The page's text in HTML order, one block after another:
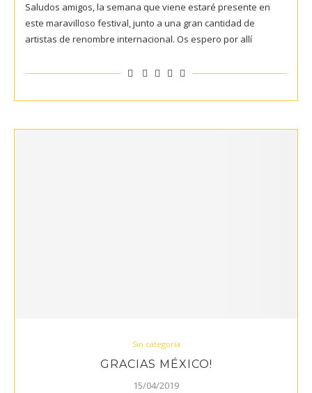
Saludos amigos, la semana que viene estaré presente en
este maravilloso festival, junto a una gran cantidad de
artistas de renombre internacional. Os espero por allí
Sin categoría
GRACIAS MÉXICO!
15/04/2019